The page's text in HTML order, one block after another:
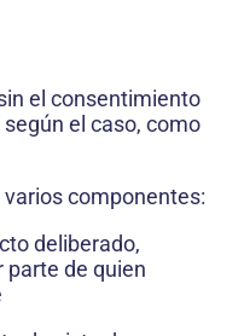
el consentimiento
el caso, como
componentes:
deliberado,
parte de quien